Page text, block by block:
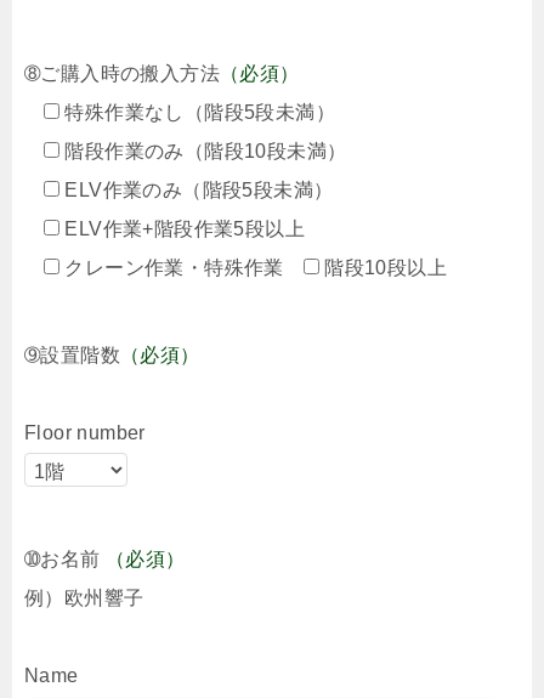
➇ご購入時の搬入方法 （必須）
特殊作業なし（階段5段未満）
階段作業のみ（階段10段未満）
ELV作業のみ（階段5段未満）
ELV作業+階段作業5段以上
クレーン作業・特殊作業
階段10段以上
➈設置階数 （必須）
Floor number
➉お名前
（必須）
例）欧州響子
Name